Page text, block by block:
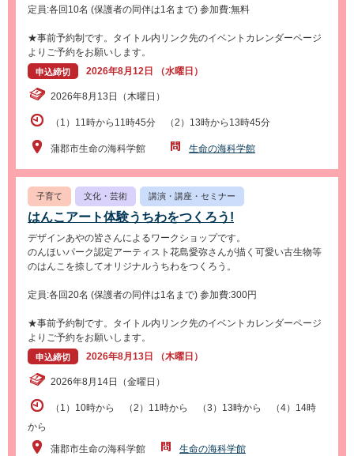
定員:各回10名 (保護者の同伴は1名まで) 参加費:無料
★事前予約制です。タイトル内リンク先のイベントカレンダーページ
よりご予約をお願いします。
申込締切 2026年8月12日 （水曜日）
2026年8月13日（木曜日）
（1）11時から11時45分 （2）13時から13時45分
蒲郡市生命の海科学館 生命の海科学館
子育て 文化・芸術 講演・講座・セミナー
はんこアート体験うちわをつくろう!
デザインあやの皆さんによるワークショップです。
のんほいパーク認定アーティスト花島愛弥さんが描く可愛い古生物等
のはんこを捺してオリジナルうちわをつくろう。
定員:各回20名 (保護者の同伴は1名まで) 参加費:300円
★事前予約制です。タイトル内リンク先のイベントカレンダーページ
よりご予約をお願いします。
申込締切 2026年8月13日 （木曜日）
2026年8月14日（金曜日）
（1）10時から （2）11時から （3）13時から （4）14時
から
蒲郡市生命の海科学館
生命の海科学館